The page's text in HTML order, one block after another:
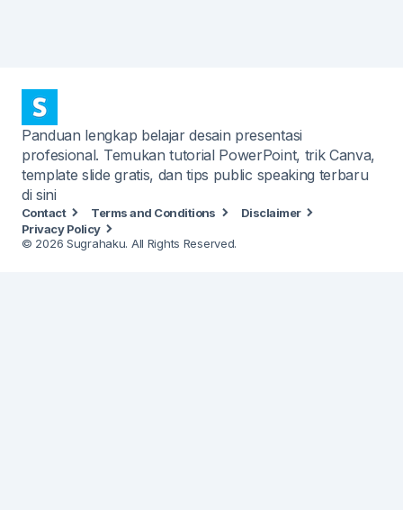
Panduan lengkap belajar desain presentasi
profesional. Temukan tutorial PowerPoint, trik Canva,
template slide gratis, dan tips public speaking terbaru
di sini
Contact Terms and Conditions
Disclaimer
Privacy Policy
© 2026 Sugrahaku. All Rights Reserved.